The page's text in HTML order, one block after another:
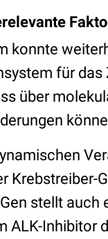
konnte
für
über
Krebstreiber-
stellt
ALK-Inhibitor